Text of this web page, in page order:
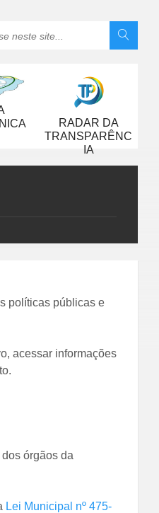
RADAR DA
TRANSPARÊNC
IA
políticas públicas e
acessar informações
órgãos da
Lei Municipal nº 475-